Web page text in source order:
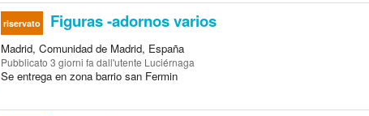
riservato Figuras -adornos varios
Madrid, Comunidad de Madrid, España
Pubblicato 3 giorni fa dall'utente Luciérnaga
Se entrega en zona barrio san Fermin